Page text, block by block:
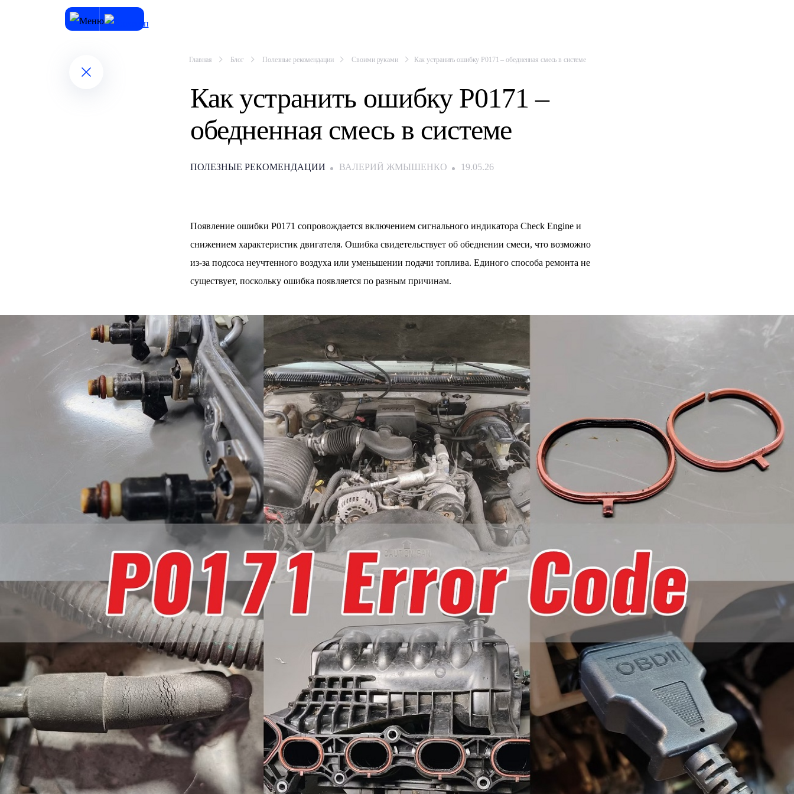
Главная Блог Полезные рекомендации Своими руками Как устранить ошибку P0171 – обедненная смесь в системе
Как устранить ошибку P0171 –
обедненная смесь в системе
ПОЛЕЗНЫЕ РЕКОМЕНДАЦИИ ВАЛЕРИЙ ЖМЫШЕНКО 19.05.26
Появление ошибки P0171 сопровождается включением сигнального индикатора Check Engine и
снижением характеристик двигателя. Ошибка свидетельствует об обеднении смеси, что возможно
из-за подсоса неучтенного воздуха или уменьшении подачи топлива. Единого способа ремонта не
существует, поскольку ошибка появляется по разным причинам.